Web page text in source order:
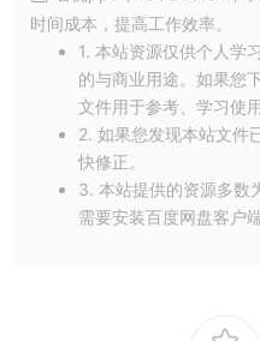
时间成本，提高工作效率。
1. 本站资源仅供个人学
的与商业用途。如果您
文件用于参考、学习使
2. 如果您发现本站文件
快修正。
3. 本站提供的资源多数
需要安装百度网盘客户